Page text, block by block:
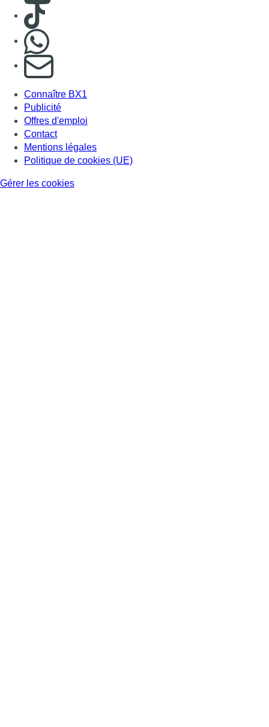
Consulter TikTok
S'abonner à notre newsletter
Connaître BX1
Publicité
Offres d'emploi
Contact
Mentions légales
Politique de cookies (UE)
Gérer les cookies